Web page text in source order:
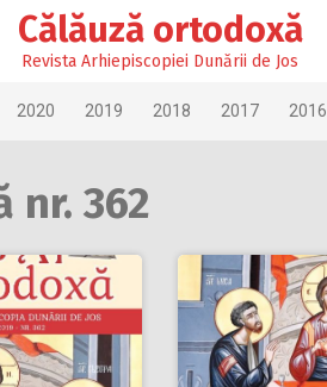
Călăuză ortodoxă
Revista Arhiepiscopiei Dunării de Jos
2020 2019 2018 2017 2016
nr. 362